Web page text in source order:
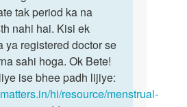
tak period ka na
nahi hai. Kisi ek
ya registered doctor se
sahi hoga. Ok Bete!
ise bhee padh lijiye:
hi/resource/menstrual-